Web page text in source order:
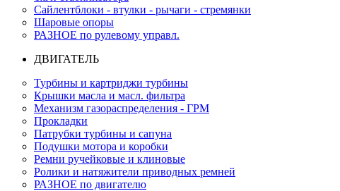
Сайлентблоки - втулки - рычаги - стремянки
Шаровые опоры
РАЗНОЕ по рулевому управл.
ДВИГАТЕЛЬ
Турбины и картриджи турбины
Крышки масла и масл. фильтра
Механизм газораспределения - ГРМ
Прокладки
Патрубки турбины и сапуна
Подушки мотора и коробки
Ремни ручейковые и клиновые
Ролики и натяжители приводных ремней
РАЗНОЕ по двигателю